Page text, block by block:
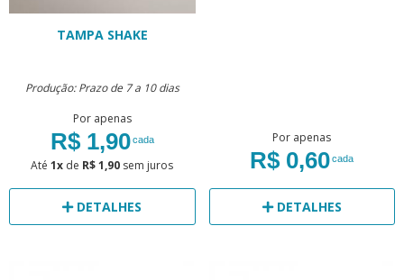
TAMPA SHAKE
Produção: Prazo de 7 a 10 dias
Por apenas
R$ 1,90cada
Até1x de R$ 1,90 sem juros
DETALHES
Por apenas
R$ 0,60cada
DETALHES